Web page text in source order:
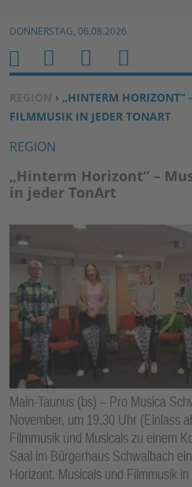
Zum Inhalt
DONNERSTAG, 06.08.2026
SIE BEFINDEN SICH HIER:
REGION › „HINTERM HORIZONT“
FILMMUSIK IN JEDER TONART
REGION
„Hinterm Horizont“ –
in jeder TonArt
Main-Taunus (bs) – Pro Musica
November, um 19.30 Uhr (Einlass
Filmmusik und Musicals zu einem
Saal im Bürgerhaus Schwalbach
Horizont. Musicals und Filmmusik
H
O
M
E
M
E
N
U
S
U
C
N
B
E
N
Z
F
U
N
K
TI
O
N
N